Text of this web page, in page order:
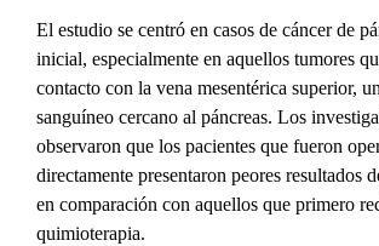
El estudio se centró en casos de cáncer de
inicial, especialmente en aquellos tumores
contacto con la vena mesentérica superior,
sanguíneo cercano al páncreas. Los
observaron que los pacientes que fueron
directamente presentaron peores resultados
en comparación con aquellos que primero
quimioterapia.